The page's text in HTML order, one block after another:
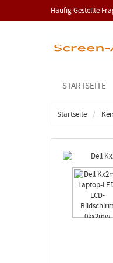
Häufig Gestellte
STARTSEITE
Startseite